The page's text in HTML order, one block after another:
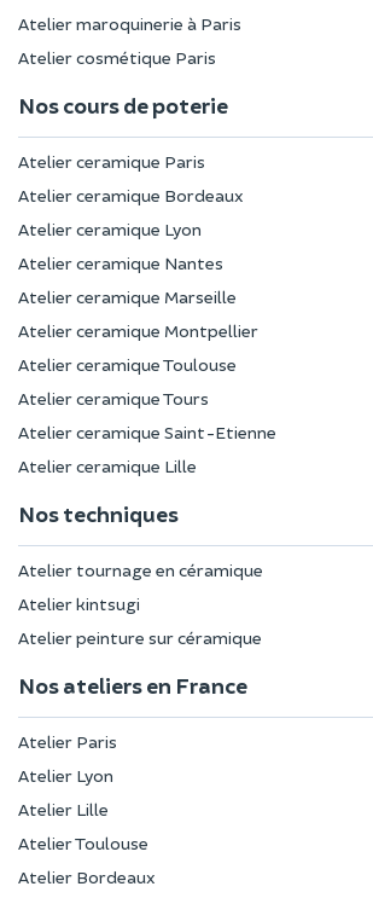
Atelier maroquinerie à Paris
Atelier cosmétique Paris
Nos cours de poterie
Atelier ceramique Paris
Atelier ceramique Bordeaux
Atelier ceramique Lyon
Atelier ceramique Nantes
Atelier ceramique Marseille
Atelier ceramique Montpellier
Atelier ceramique Toulouse
Atelier ceramique Tours
Atelier ceramique Saint-Etienne
Atelier ceramique Lille
Nos techniques
Atelier tournage en céramique
Atelier kintsugi
Atelier peinture sur céramique
Nos ateliers en France
Atelier Paris
Atelier Lyon
Atelier Lille
Atelier Toulouse
Atelier Bordeaux